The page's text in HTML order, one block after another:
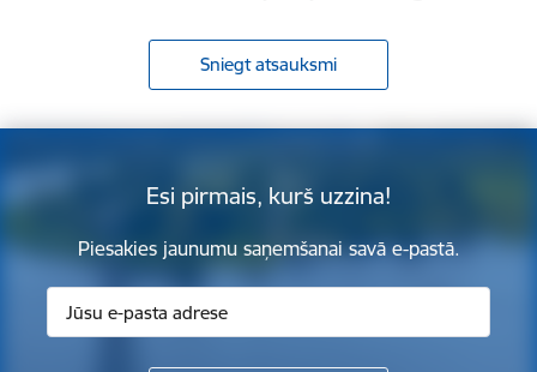
Sniegt atsauksmi
Esi pirmais, kurš uzzina!
Piesakies jaunumu saņemšanai savā e-pastā.